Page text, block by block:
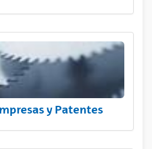
y Patentes